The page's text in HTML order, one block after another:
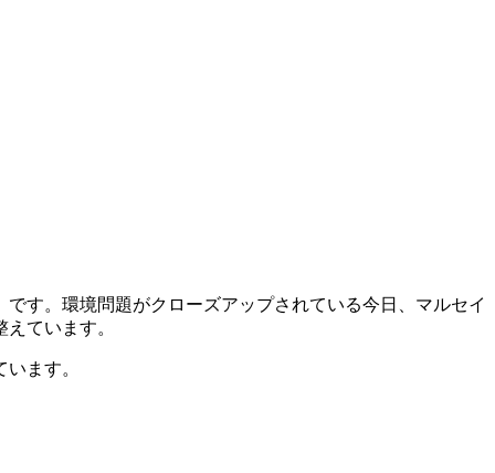
す。環境問題がクローズアップされている今日、マルセイ
ています。
ます。